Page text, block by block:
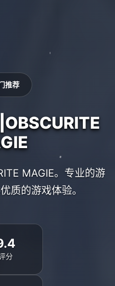
推荐
MAGIE。专业的游
质的游戏体验。
分